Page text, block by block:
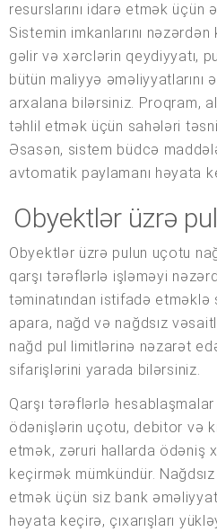
resurslarını idarə etmək üçün
Sistemin imkanlarını
gəlir və xərclərin qeydiyyatı,
bütün maliyyə əməliyyatlarını
arxalana bilərsiniz. Proqram,
təhlil etmək üçün sahələri
Əsasən, sistem büdcə
avtomatik paylamanı həyata
Obyektlər üzrə
Obyektlər üzrə pulun uçotu
qarşı tərəflərlə işləməyi
təminatından istifadə etməklə
apara, nağd və nağdsız
nağd pul limitlərinə nəzarət
sifarişlərini yarada bilərsiniz.
Qarşı tərəflərlə
ödənişlərin uçotu, debitor və
etmək, zəruri hallarda ödəniş
keçirmək mümkündür.
etmək üçün siz bank
həyata keçirə, çıxarışları